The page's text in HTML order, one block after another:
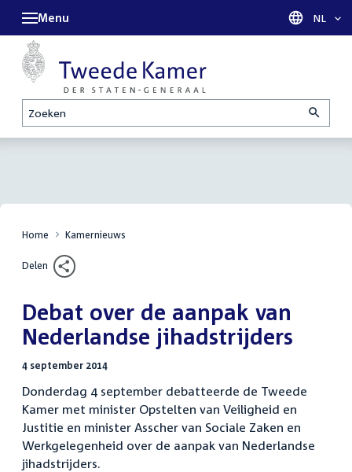
Zoeken
Menu Taal
NL
Home Kamernieuws
Delen
Debat over de aanpak van
Nederlandse jihadstrijders
4 september 2014
Donderdag 4 september debatteerde de Tweede
Kamer met minister Opstelten van Veiligheid en
Justitie en minister Asscher van Sociale Zaken en
Werkgelegenheid over de aanpak van Nederlandse
jihadstrijders.